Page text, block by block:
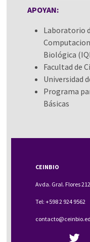
APOYAN:
Laboratorio
Biológica
Facultad de
Universidad
Programa
Básicas
CEINBIO
Avda. Gral. Flores
Tel: +598 2 924 9562